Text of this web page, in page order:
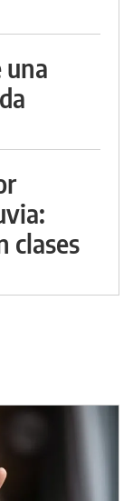
una
clases